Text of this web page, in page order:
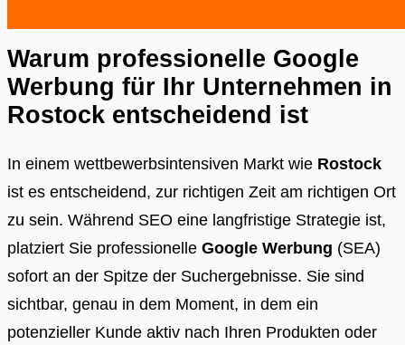
Warum professionelle Google
Werbung für Ihr Unternehmen in
Rostock entscheidend ist
In einem wettbewerbsintensiven Markt wie Rostock
ist es entscheidend, zur richtigen Zeit am richtigen Ort
zu sein. Während SEO eine langfristige Strategie ist,
platziert Sie professionelle Google Werbung (SEA)
sofort an der Spitze der Suchergebnisse. Sie sind
sichtbar, genau in dem Moment, in dem ein
potenzieller Kunde aktiv nach Ihren Produkten oder